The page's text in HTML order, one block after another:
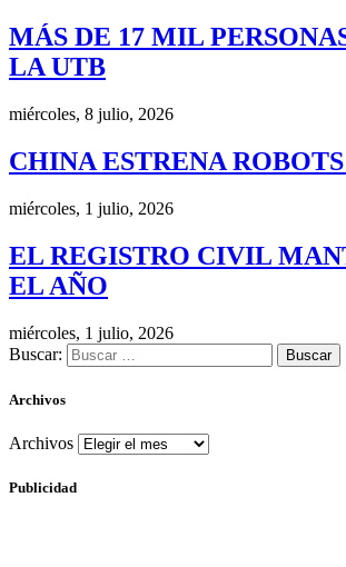
MÁS DE 17 MIL
LA UTB
miércoles, 8 julio, 2026
CHINA ESTRENA
miércoles, 1 julio, 2026
EL REGISTRO CIVIL
EL AÑO
miércoles, 1 julio, 2026
Buscar:
Archivos
Archivos
Publicidad